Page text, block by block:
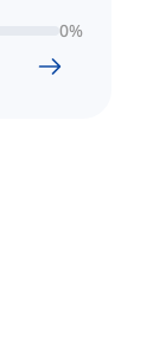
0%